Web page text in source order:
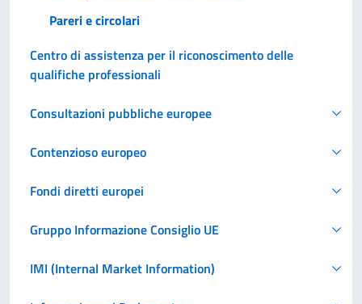
Pareri e circolari
Centro di assistenza per il riconoscimento delle
qualifiche professionali
Consultazioni pubbliche europee
Contenzioso europeo
Fondi diretti europei
Gruppo Informazione Consiglio UE
IMI (Internal Market Information)